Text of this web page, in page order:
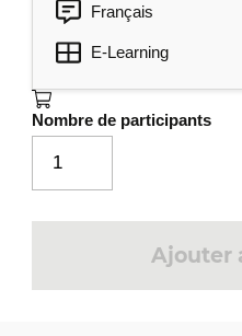
Français
E-Learning
Nombre de participants
Ajouter